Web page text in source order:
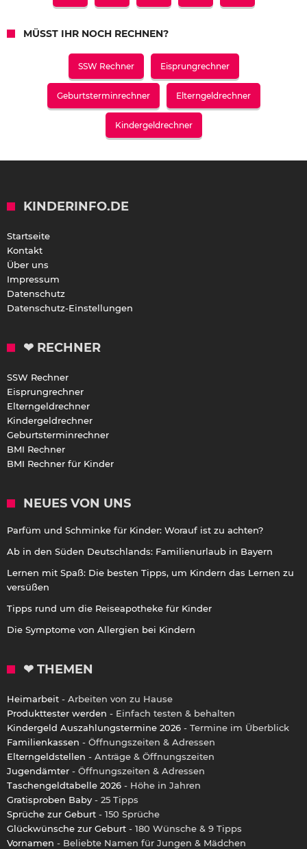
MÜSST IHR NOCH RECHNEN?
SSW Rechner Eisprungrechner
Geburtsterminrechner Elterngeldrechner
Kindergeldrechner
KINDERINFO.DE
Startseite
Kontakt
Über uns
Impressum
Datenschutz
Datenschutz-Einstellungen
❤ RECHNER
SSW Rechner
Eisprungrechner
Elterngeldrechner
Kindergeldrechner
Geburtsterminrechner
BMI Rechner
BMI Rechner für Kinder
NEUES VON UNS
Parfüm und Schminke für Kinder: Worauf ist zu achten?
Ab in den Süden Deutschlands: Familienurlaub in Bayern
Lernen mit Spaß: Die besten Tipps, um Kindern das Lernen zu
versüßen
Tipps rund um die Reiseapotheke für Kinder
Die Symptome von Allergien bei Kindern
❤ THEMEN
Heimarbeit - Arbeiten von zu Hause
Produkttester werden - Einfach testen & behalten
Kindergeld Auszahlungstermine 2026 - Termine im Überblick
Familienkassen - Öffnungszeiten & Adressen
Elterngeldstellen - Anträge & Öffnungszeiten
Jugendämter - Öffnungszeiten & Adressen
Taschengeldtabelle 2026 - Höhe in Jahren
Gratisproben Baby - 25 Tipps
Sprüche zur Geburt - 150 Sprüche
Glückwünsche zur Geburt - 180 Wünsche & 9 Tipps
Vornamen - Beliebte Namen für Jungen & Mädchen